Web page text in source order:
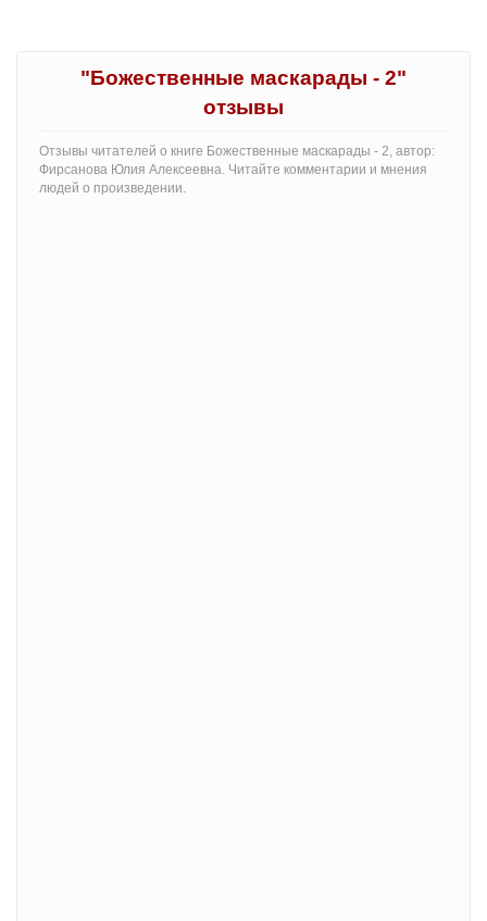
"Божественные маскарады - 2"
отзывы
Отзывы читателей о книге Божественные маскарады - 2, автор:
Фирсанова Юлия Алексеевна. Читайте комментарии и мнения
людей о произведении.